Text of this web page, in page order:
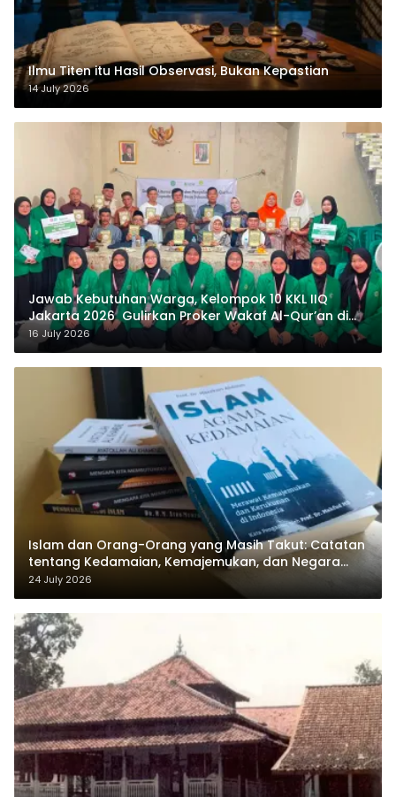
Ilmu Titen itu Hasil Observasi, Bukan Kepastian
14 July 2026
Jawab Kebutuhan Warga, Kelompok 10 KKL IIQ
Jakarta 2026 Gulirkan Proker Wakaf Al-Qur’an di
Sukamanah
16 July 2026
Islam dan Orang-Orang yang Masih Takut: Catatan
tentang Kedamaian, Kemajemukan, dan Negara
dalam Pemikiran Masykuri Abdillah
24 July 2026